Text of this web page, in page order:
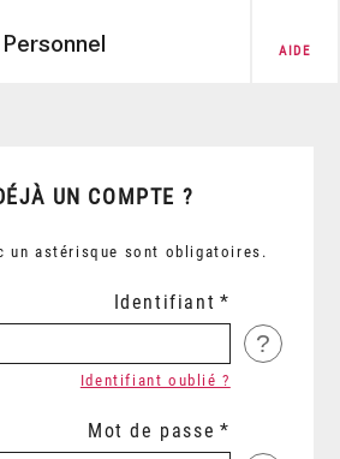
AIDE
UN COMPTE ?
un astérisque sont obligatoires.
Identifiant
?
Identifiant oublié ?
Mot de passe